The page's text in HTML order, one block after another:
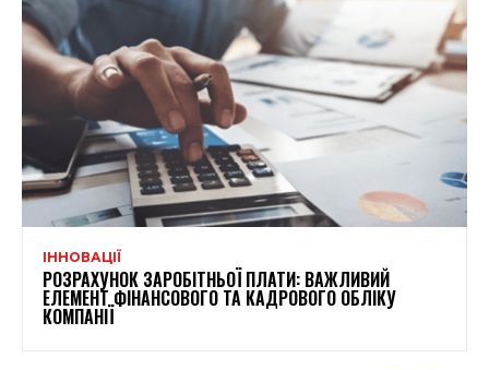
ІННОВАЦІЇ
РОЗРАХУНОК ЗАРОБІТНЬОЇ ПЛАТИ: ВАЖЛИВИЙ
ЕЛЕМЕНТ ФІНАНСОВОГО ТА КАДРОВОГО ОБЛІКУ
КОМПАНІЇ